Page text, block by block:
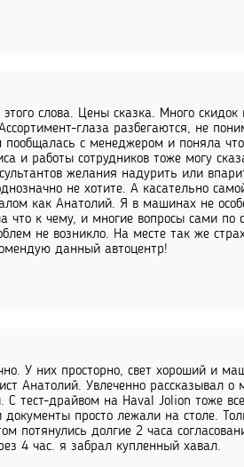
слова. Цены сказка. Много
глаза разбегаются, не
с менеджером и поняла
и работы сотрудников тоже могу
желания надурить или
не хотите. А касательно
как Анатолий. Я в машинах не
что к чему, и многие вопросы сами по
не возникло. На месте так же
данный автоцентр!
У них просторно, свет хороший и
Анатолий. Увлеченно рассказывал
тест-драйвом на Haval Jolion тоже
просто лежали на столе.
потянулись долгие 2 часа
4 час. я забрал купленный хавал.